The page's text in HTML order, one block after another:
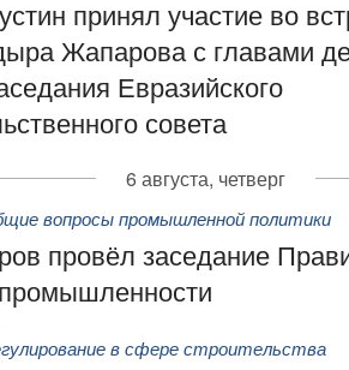
принял участие во
Жапарова с главами
Евразийского
совета
6 августа, четверг
вопросы промышленной политики
провёл заседание
в сфере строительства